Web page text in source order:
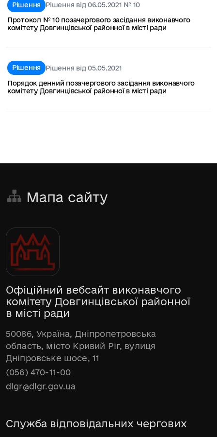
Рішення
Рішення від 06.05.2021 № 10
Протокол № 10 позачергового засідання виконавчого
комітету Довгинцівської районної в місті ради
Рішення
Рішення від 05.05.2021
Порядок денний позачергового засідання виконавчого
комітету Довгинцівської районної в місті ради
Мапа сайту
Офіційний вебсайт виконавчого
комітету Довгинцівської районної
в місті ради
50086, Україна, Дніпропетровська
область, місто Кривий Ріг, вулиця
Дніпровське шосе, 11
(056) 470-11-00
dlgr@dlgr.gov.ua
Служба відповідальних чергових